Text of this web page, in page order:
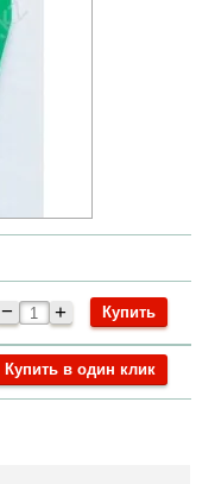
− +
Купить в один клик